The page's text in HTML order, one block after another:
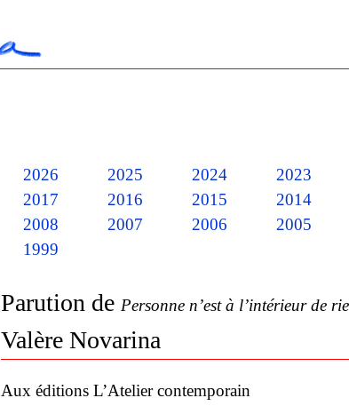
2026 2025 2024 2023
2017
2016 2015 2014
2008
2007 2006 2005
1999
Parution de Personne n’est à l’intérieur de
Valère Novarina
Aux éditions L’Atelier contemporain